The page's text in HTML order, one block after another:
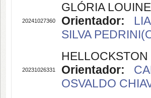
20241027360
GLÓRIA
Orientador:
SILVA
20231026331
Orientador:
OSVALDO